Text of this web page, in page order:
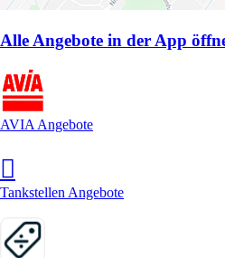
Alle Angebote in der App
AVIA Angebote
Tankstellen Angebote